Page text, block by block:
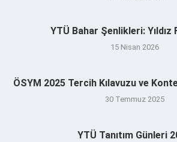
YTÜ Bahar Şenlikleri: Yıldız
15 Nisan 2026
ÖSYM 2025 Tercih Kılavuzu ve
30 Temmuz 2025
YTÜ Tanıtım Günleri